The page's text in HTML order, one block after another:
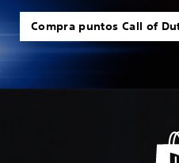
Compra puntos Call of